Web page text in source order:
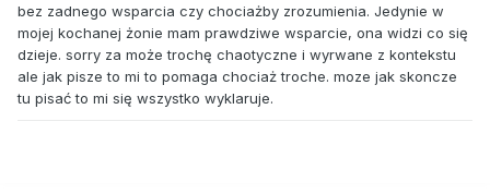
bez zadnego wsparcia czy chociażby zrozumienia. Jedynie w
mojej kochanej żonie mam prawdziwe wsparcie, ona widzi co się
dzieje. sorry za może trochę chaotyczne i wyrwane z kontekstu
ale jak pisze to mi to pomaga chociaż troche. moze jak skoncze
tu pisać to mi się wszystko wyklaruje.